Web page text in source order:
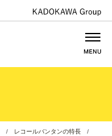
/ レコールバンタンの特長
/